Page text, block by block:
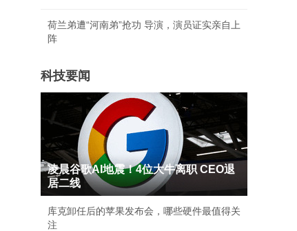
荷兰弟遭“河南弟”抢功 导演，演员证实亲自上
阵
科技要闻
凌晨谷歌AI地震！4位大牛离职 CEO退
居二线
库克卸任后的苹果发布会，哪些硬件最值得关
注